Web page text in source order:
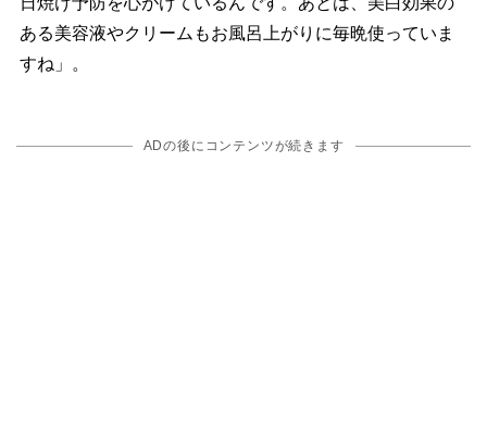
ある美容液やクリームもお風呂上がりに毎晩使っていま
すね」。
ADの後にコンテンツが続きます